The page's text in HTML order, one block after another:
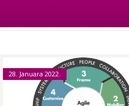
28. Januara 2022.